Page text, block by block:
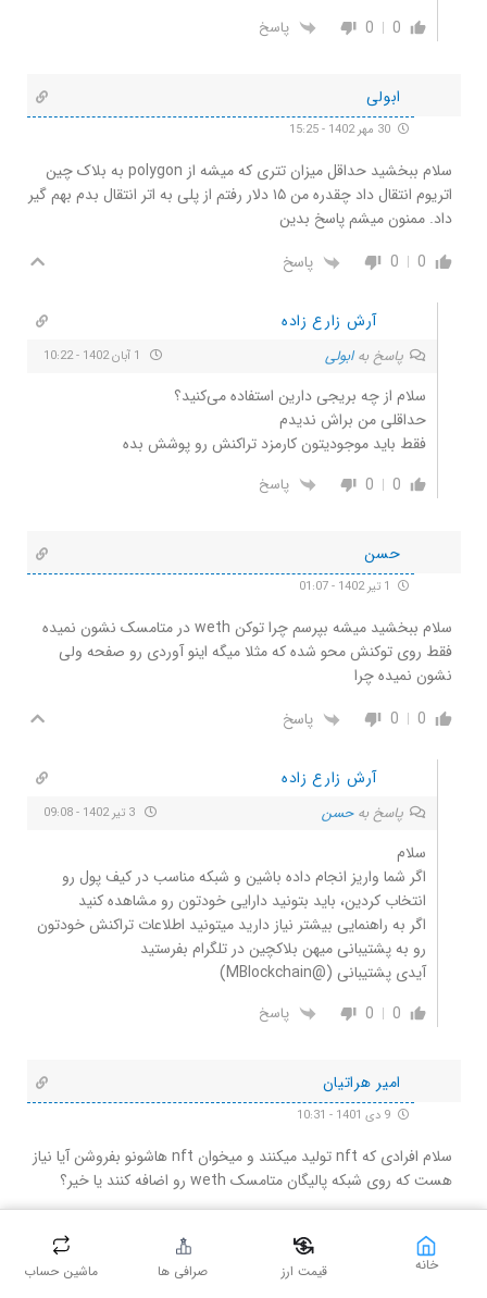
0
0 پاسخ
ابولی
سلام ببخشید حداقل میزان تتری که میشه از polygon به بلاک چین
اتریوم انتقال داد چقدره من ۱۵ دلار رفتم از پلی به اتر انتقال بدم بهم گیر
داد. ممنون میشم پاسخ بدین
0
0 پاسخ
آرش زارع زاده
پاسخ بهابولی
سلام از چه بریجی دارین استفاده می‌کنید؟
حداقلی من براش ندیدم
فقط باید موجودیتون کارمزد تراکنش رو پوشش بده
0
0 پاسخ
حسن
سلام ببخشید میشه بپرسم چرا توکن weth در متامسک نشون نمیده
فقط روی توکنش محو شده که مثلا میگه اینو آوردی رو صفحه ولی
نشون نمیده چرا
0
0 پاسخ
آرش زارع زاده
پاسخ بهحسن
سلام
اگر شما واریز انجام داده باشین و شبکه مناسب در کیف پول رو
انتخاب کردین، باید بتونید دارایی خودتون رو مشاهده کنید
اگر به راهنمایی بیشتر نیاز دارید میتونید اطلاعات تراکنش خودتون
رو به پشتیبانی میهن بلاکچین در تلگرام بفرستید
آیدی پشتیبانی (@MBlockchain)
0
0 پاسخ
امیر هراتیان
سلام افرادی که nft تولید میکنند و میخوان nft هاشونو بفروشن آیا نیاز
هست که روی شبکه پالیگان متامسک weth رو اضافه کنند یا خیر؟
علیرضا جعفری
خانه قیمت ارز صرافی ها ماشین حساب